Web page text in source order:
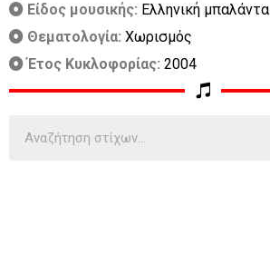
Είδος μουσικής: Ελληνική μπαλάντα
Θεματολογία: Χωρισμός
Έτος Κυκλοφορίας: 2004